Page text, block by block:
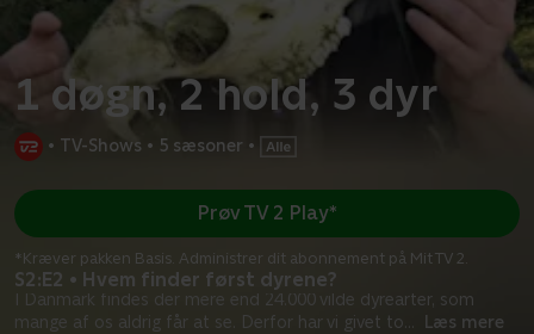
1 døgn, 2 hold, 3 dyr
• TV-Shows • 5 sæsoner •
S2:E2 • Hvem finder først dyrene?
I Danmark findes der mere end 24.000 vilde dyrearter, som
mange af os aldrig får at se. Derfor har vi givet to
Læs mere
Prøv TV 2 Play*
*Kræver pakken Basis. Administrer dit abonnement på Mit TV 2.